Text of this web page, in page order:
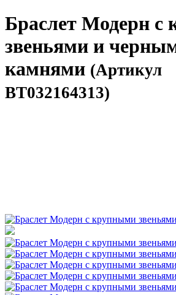
Браслет Модерн с
звеньями и
камнями (Артикул
BT032164313)